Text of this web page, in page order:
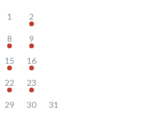
1 2
8 9
15 16
22 23
29 30 31